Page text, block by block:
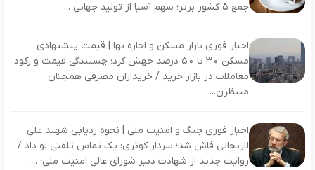
جمع ۵ کشور برتر؛ سهم آسیا از تولید جهانی ...
اخبار فوری بازار مسکن و اجاره بها | قیمت پیشنهادی
مسکن ۳۰ تا ۵۰ درصد جهش کرد؛ چسبندگی قیمت و رکود
معاملات در بازار خرید / خریداران مصرفی همچنان
منتظرن...
اخبار فوری جنگ و امنیت ملی | نحوه ردیابی شهید علی
لاریجانی فاش شد؛ سردار کوثری: یک تماس تلفنی لو داد /
روایت جدید از شهادت دبیر شورای عالی امنیت ملی؛ ...